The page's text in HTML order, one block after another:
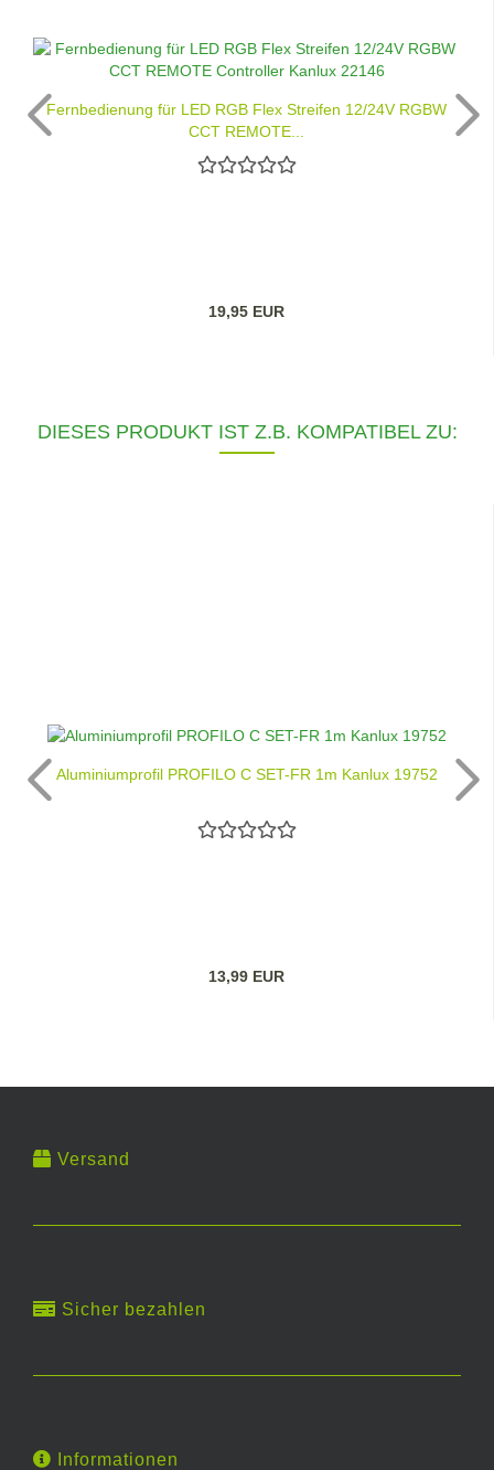
Fernbedienung für LED RGB Flex Streifen 12/24V RGBW
CCT REMOTE...
19,95 EUR
DIESES PRODUKT IST Z.B. KOMPATIBEL ZU:
Aluminiumprofil PROFILO C SET-FR 1m Kanlux 19752
13,99 EUR
Versand
Sicher bezahlen
Informationen